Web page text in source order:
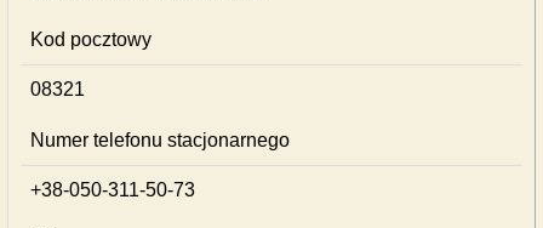
Kod pocztowy
08321
Numer telefonu stacjonarnego
+38-050-311-50-73